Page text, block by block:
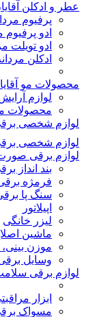
عطر و ادکلن
پرفیوم
ادو پرفیوم
ادو تویلت
ادکلن
محصولات مو
لوازم
محصولات
لوازم شخصی
لوازم شخصی
لوازم برقی
بند انداز
فرمژه
سنگ پا
اپیلاتور
لیزر خانگی
ماشین
موزن
وسایل برقی
لوازم برقی
ابزار
مسواک